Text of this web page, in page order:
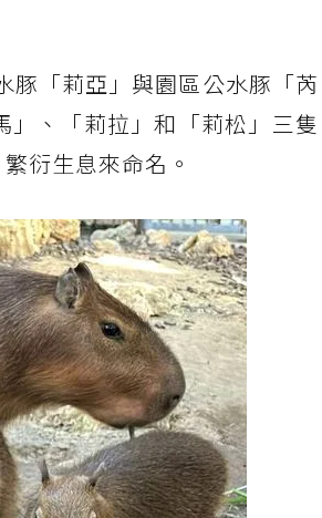
豚「莉亞」與園區公水豚「芮
、「莉拉」和「莉松」三隻
衍生息來命名。